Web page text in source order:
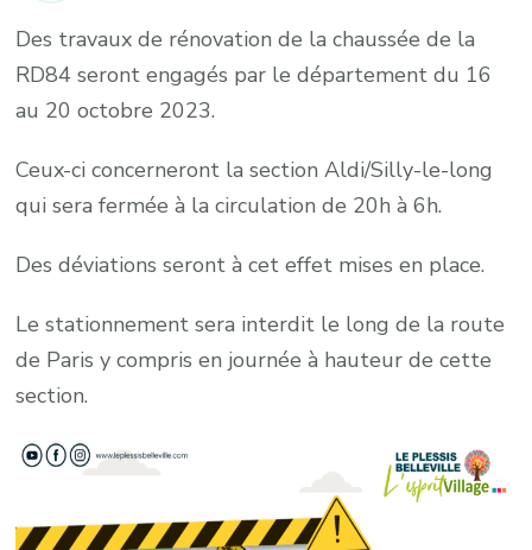
Des travaux de rénovation de la chaussée de la
RD84 seront engagés par le département du 16
au 20 octobre 2023.
Ceux-ci concerneront la section Aldi/Silly-le-long
qui sera fermée à la circulation de 20h à 6h.
Des déviations seront à cet effet mises en place.
Le stationnement sera interdit le long de la route
de Paris y compris en journée à hauteur de cette
section.